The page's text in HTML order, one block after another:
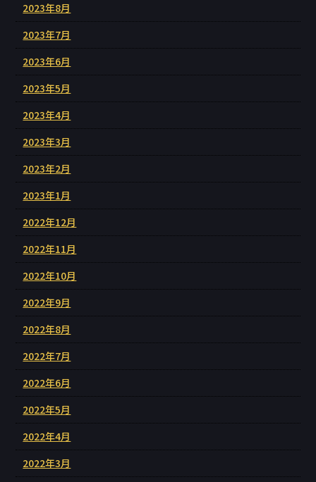
2023年8月
2023年7月
2023年6月
2023年5月
2023年4月
2023年3月
2023年2月
2023年1月
2022年12月
2022年11月
2022年10月
2022年9月
2022年8月
2022年7月
2022年6月
2022年5月
2022年4月
2022年3月